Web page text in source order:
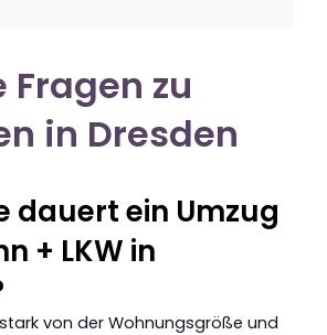
Fragen zu
in Dresden
dauert ein Umzug
+ LKW in
von der Wohnungsgröße und